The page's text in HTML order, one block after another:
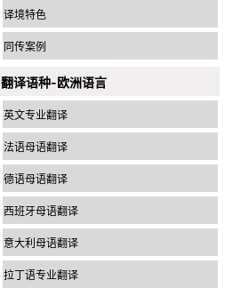
译境特色
同传案例
翻译语种-欧洲语言
英文专业翻译
法语母语翻译
德语母语翻译
西班牙母语翻译
意大利母语翻译
拉丁语专业翻译